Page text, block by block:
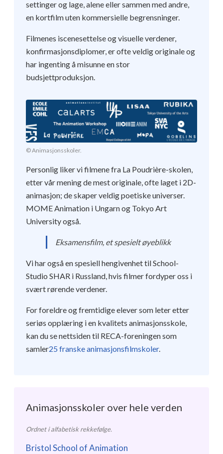
settinger og lage, alene eller sammen med andre,
en kortfilm uten kommersielle begrensninger.
Filmenes iscenesettelse og visuelle verdener,
konfirmasjonsdiplomer, er ofte veldig originale og
har ingenting å misunne en stor
budsjettproduksjon.
© Animasjonsskoler.
Personlig liker vi filmene fra La Poudrière-skolen,
etter vår mening de mest originale, ofte laget i 2D-
animasjon; de skaper veldig poetiske universer.
MOME Animation i Ungarn og Tokyo Art
University også.
Eksamensfilm, et spesielt øyeblikk
Vi har også en spesiell hengivenhet til School-
Studio SHAR i Russland, hvis filmer fordyper oss i
svært rørende verdener.
For foreldre og fremtidige elever som leter etter
seriøs opplæring i en kvalitets animasjonsskole,
kan du se nettsiden til RECA-foreningen som
samler25 franske animasjonsfilmskoler.
Animasjonsskoler over hele verden
Ordnet i alfabetisk rekkefølge.
Bristol School of Animation